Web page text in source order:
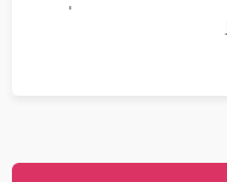
фокуса,
таблицах. Проверка